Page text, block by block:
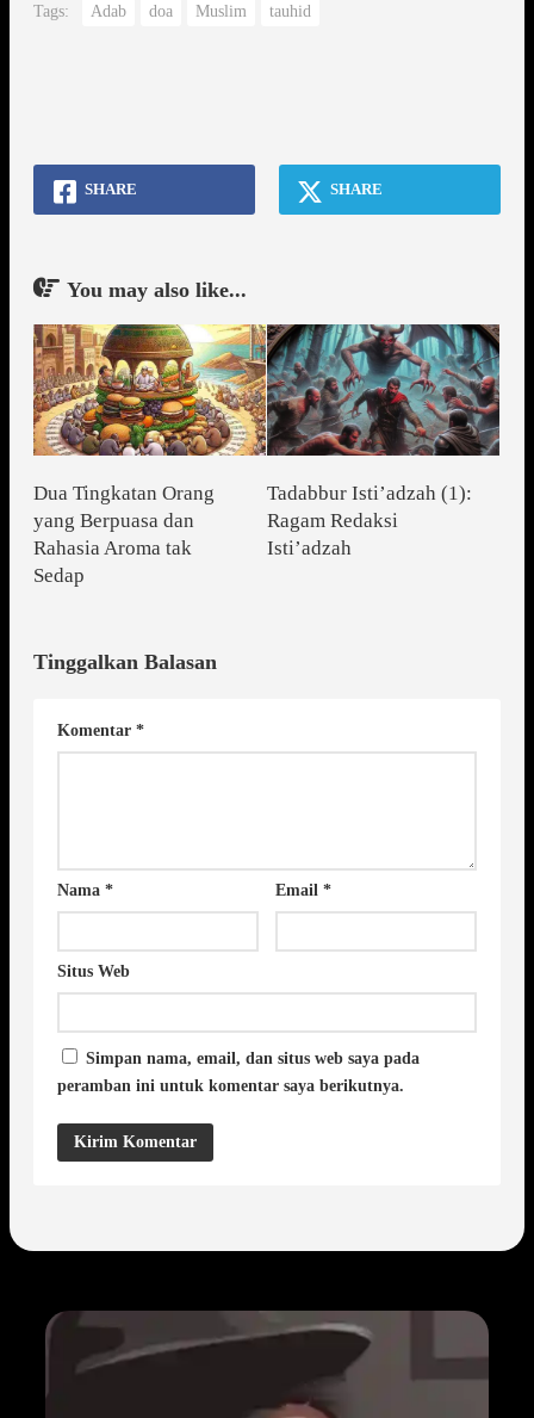
Tags: Adab doa Muslim tauhid
SHARE SHARE
You may also like...
Dua Tingkatan Orang
yang Berpuasa dan
Rahasia Aroma tak
Sedap
Tadabbur Isti’adzah (1):
Ragam Redaksi
Isti’adzah
Tinggalkan Balasan
Komentar *
Nama * Email*
Situs Web
Simpan nama, email, dan situs web saya pada
peramban ini untuk komentar saya berikutnya.